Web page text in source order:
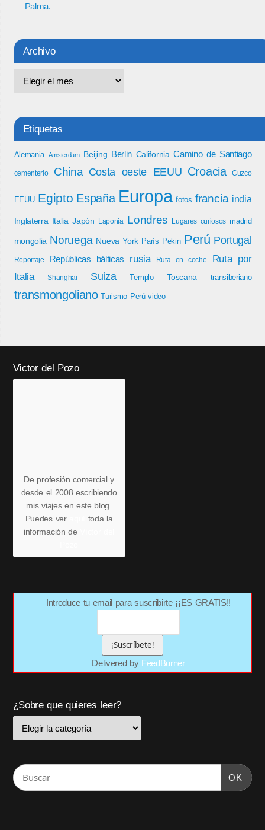
Palma.
Archivo
Etiquetas
Alemania Amsterdam Beijing Berlin California Camino de Santiago
cementerio China Costa oeste EEUU Croacia Cuzco
EEUU Egipto España Europa fotos francia india
Inglaterra Italia Japón Laponia Londres Lugares curiosos madrid
mongolia Noruega Nueva York París Pekin Perú Portugal
Reportaje Repúblicas bálticas rusia Ruta en coche
Ruta por
Italia
Shanghai Suiza Templo Toscana transiberiano
transmongoliano Turismo Perú video
Víctor del Pozo
De profesión comercial y
desde el 2008 escribiendo
mis viajes en este blog.
Puedes ver
toda la
información de
Introduce tu email para suscribirte ¡¡ES GRATIS!!
Delivered by FeedBurner
¿Sobre que quieres leer?
OK